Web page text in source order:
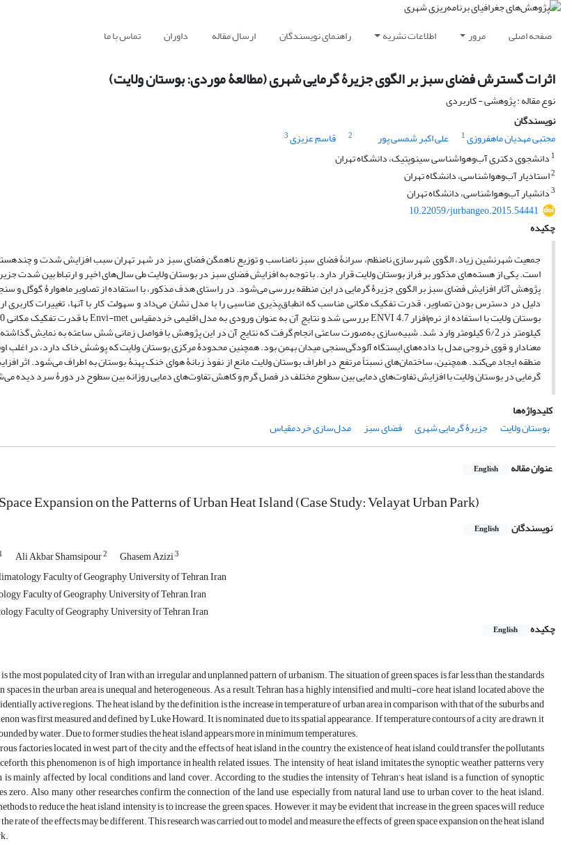
صفحه اصلی مرور اطلاعات نشریه راهنمای نویسندگان ارسال مقاله داوران تماس با ما
اثرات گسترش فضای سبز بر الگوی جزیرۀ گرمایی شهری (مطالعۀ موردی: بوستان ولایت)
نوع مقاله : پژوهشی - کاربردی
نویسندگان
مجتبی مهدیان ماهفروزی1 علی اکبر شمسی پور 2 قاسم عزیزی3
1 دانشجوی دکتری آب‌وهواشناسی سینوپتیک، دانشگاه تهران
2استادیار آب‌و‌هواشناسی، دانشگاه تهران
3دانشیار آب‌و‌هواشناسی، دانشگاه تهران
10.22059/jurbangeo.2015.54441
چکیده
جمعیت شهرنشین زیاد، الگوی شهرسازی نامنظم، سرانۀ فضای سبز نامناسب و توزیع ناهمگن فضای سبز در شهر تهران سبب افزایش شدت و
است. یکی از هسته‌های مذکور بر فراز بوستان ولایت قرار دارد. با توجه به افزایش فضای سبز در بوستان ولایت طی سال‌های اخیر و ارتباط بین شدت
دلیل در دسترس بودن تصاویر، قدرت تفکیک مکانی مناسب که انطباق‌پذیری مناسبی را با مدل نشان می‌داد و سهولت کار با آنها، تغییرات
کیلومتر در 6/2 کیلومتر وارد شد. شبیه‌سازی به‌صورت ساعتی انجام گرفت که نتایج آن در این پژوهش با فواصل زمانی شش ساعته به نمایش
معنادار و قوی خروجی مدل با داده‌های ایستگاه آلودگی‌سنجی میدان بهمن بود. همچنین محدودۀ مرکزی بوستان ولایت که پوشش خاک دارد، در اغلب
منطقه ایجاد می‌کند. همچنین، ساختمان‌های نسبتاً مرتفع در اطراف بوستان ولایت مانع از نفوذ زبانۀ هوای خنک پهنۀ بوستان به اطراف می‌شود. اثر
گرمایی در بوستان ولایت با افزایش تفاوت‌های دمایی بین سطوح مختلف در فصل گرم و کاهش تفاوت‌های دمایی روزانه بین سطوح در دورۀ سرد دیده
کلیدواژه‌ها
بوستان ولایت
جزیرۀ گرمایی شهری فضای سبز مدل‌سازی خردمقیاس
عنوان مقاله English
Expansion on the Patterns of Urban Heat Island (Case Study: Velayat Urban Park)
نویسندگان English
1 Ali Akbar Shamsipour2 Ghasem Azizi3
Faculty of Geography, University of Tehran, Iran
Faculty of Geography, University of Tehran, Iran
Faculty of Geography, University of Tehran, Iran
چکیده
English
the most populated city of Iran with an irregular and unplanned pattern of urbanism. The situation of green spaces is far less than the standards
in the urban area is unequal and heterogeneous. As a result, Tehran has a highly intensified and multi-core heat island located above the
active regions. The heat island, by the definition, is the increase in temperature of urban area in comparison with that of the suburbs and
was first measured and defined by Luke Howard. It is nominated due to its spatial appearance. If temperature contours of a city are drawn, it
by water. Due to former studies, the heat island appears more in minimum temperatures.
factories located in west part of the city and the effects of heat island in the country, the existence of heat island could transfer the pollutants
this phenomenon is of high importance in health related issues. The intensity of heat island imitates the synoptic weather patterns very
is mainly affected by local conditions and land cover. According to the studies the intensity of Tehran’s heat island is a function of synoptic
zero. Also, many other researches confirm the connection of the land use, especially from natural land use to urban cover, to the heat island.
to reduce the heat island intensity is to increase the green spaces. However, it may be evident that increase in the green spaces will reduce
rate of the effects may be different. This research was carried out to model and measure the effects of green space expansion on the heat island